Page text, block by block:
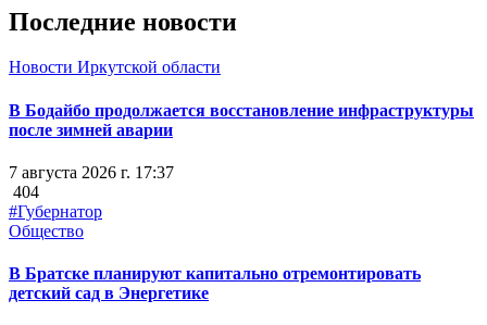
Последние новости
Новости Иркутской области
В Бодайбо продолжается восстановление инфраструктуры
после зимней аварии
7 августа 2026 г. 17:37
404
#Губернатор
Общество
В Братске планируют капитально отремонтировать
детский сад в Энергетике